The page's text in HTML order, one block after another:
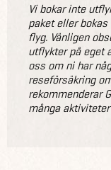
Vi bokar inte
paket eller
flyg. Vänligen
utflykter på eget
oss om ni har
reseförsäkring
rekommenderar
många